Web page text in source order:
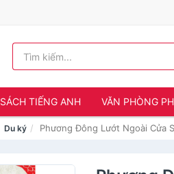
SÁCH TIẾNG ANH VĂN PHÒNG
Du ký Phương Đông Lướt Ngoài Cửa